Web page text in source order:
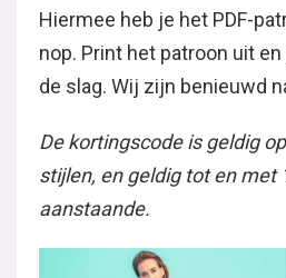
Hiermee heb je het PDF-
nop. Print het patroon uit
de slag. Wij zijn benieuwd
De kortingscode is geldig
stijlen, en geldig tot en met
aanstaande.